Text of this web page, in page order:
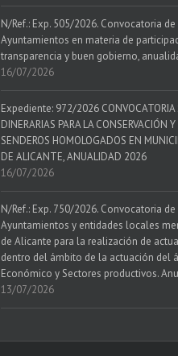
N/Ref.: Exp. 505/2026. Convocatoria
Ayuntamientos en materia de
transparencia y buen gobierno,
16/07/2026
Expediente: 972/2026 CONVOCATORIA
DINERARIAS PARA LA CONSERVACIÓN
SENDEROS HOMOLOGADOS EN
DE ALICANTE, ANUALIDAD 2026
16/07/2026
N/Ref.: Exp. 750/2026. Convocatoria
Ayuntamientos y entidades locales
de Alicante para la realización de
dentro del ámbito de la actuación del
Económico y Sectores productivos.
13/07/2026